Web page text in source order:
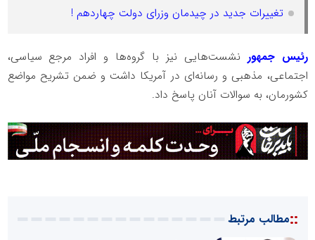
تغییرات جدید در چیدمان وزرای دولت چهاردهم !
رئیس جمهورنشست‌هایی نیز با گروه‌ها و افراد مرجع سیاسی،
اجتماعی، مذهبی و رسانه‌ای در آمریکا داشت و ضمن تشریح مواضع
کشورمان، به سوالات آنان پاسخ داد.
::مطالب مرتبط